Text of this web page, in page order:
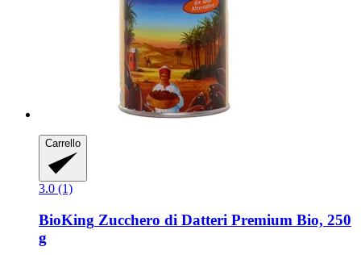
Carrello
3.0 (1)
BioKing Zucchero di Datteri Premium Bio, 250
g